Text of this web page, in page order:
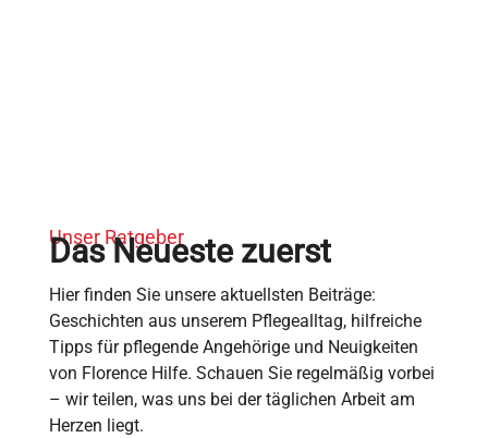
Unser Ratgeber
Das Neueste zuerst
Hier finden Sie unsere aktuellsten Beiträge:
Geschichten aus unserem Pflegealltag, hilfreiche
Tipps für pflegende Angehörige und Neuigkeiten
von Florence Hilfe. Schauen Sie regelmäßig vorbei
– wir teilen, was uns bei der täglichen Arbeit am
Herzen liegt.